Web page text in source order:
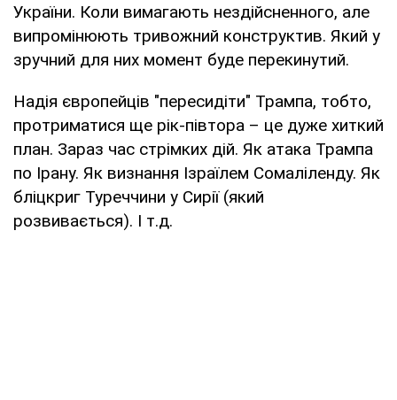
України. Коли вимагають нездійсненного, але
випромінюють тривожний конструктив. Який у
зручний для них момент буде перекинутий.
Надія європейців "пересидіти" Трампа, тобто,
протриматися ще рік-півтора – це дуже хиткий
план. Зараз час стрімких дій. Як атака Трампа
по Ірану. Як визнання Ізраїлем Сомаліленду. Як
бліцкриг Туреччини у Сирії (який
розвивається). І т.д.